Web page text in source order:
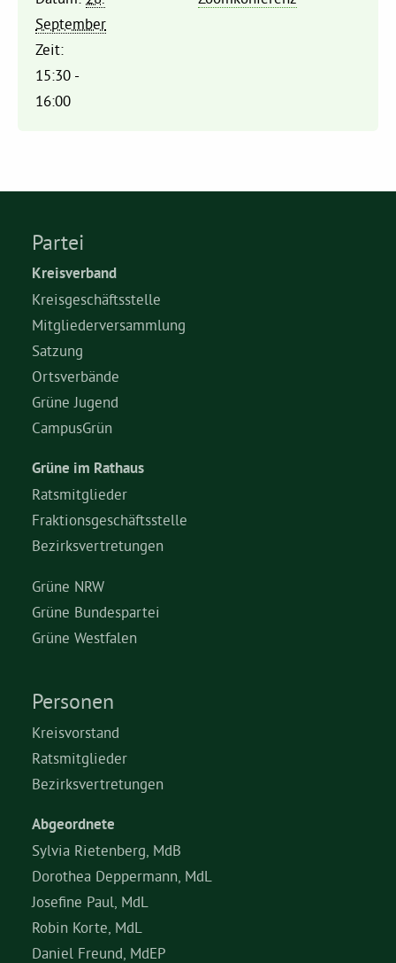
Grüne im Rathaus
Fraktionsgeschäftsstelle
Bezirksvertretungen
Aktiv werden
Termine
Arbeitsgruppen
Mitglied werden
Engagement-Sprechstunde
Aktuelles
Termine
September
Zeit:
15:30 -
16:00
Partei
Kreisverband
Kreisgeschäftsstelle
Mitgliederversammlung
Satzung
Ortsverbände
Grüne Jugend
CampusGrün
Grüne im Rathaus
Ratsmitglieder
Fraktionsgeschäftsstelle
Bezirksvertretungen
Grüne NRW
Grüne Bundespartei
Grüne Westfalen
Personen
Kreisvorstand
Ratsmitglieder
Bezirksvertretungen
Abgeordnete
Sylvia Rietenberg, MdB
Dorothea Deppermann, MdL
Josefine Paul, MdL
Robin Korte, MdL
Daniel Freund, MdEP